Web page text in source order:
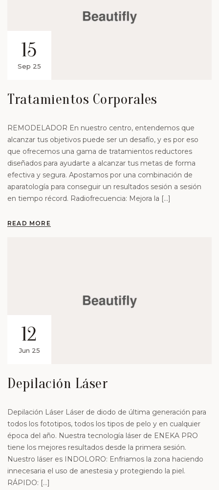
15
Sep 25
Tratamientos Corporales
REMODELADOR En nuestro centro, entendemos que
alcanzar tus objetivos puede ser un desafío, y es por eso
que ofrecemos una gama de tratamientos reductores
diseñados para ayudarte a alcanzar tus metas de forma
efectiva y segura. Apostamos por una combinación de
aparatología para conseguir un resultados sesión a sesión
en tiempo récord. Radiofrecuencia: Mejora la […]
READ MORE
12
Jun 25
Depilación Láser
Depilación Láser Láser de diodo de última generación para
todos los fototipos, todos los tipos de pelo y en cualquier
época del año. Nuestra tecnología láser de ENEKA PRO
tiene los mejores resultados desde la primera sesión.
Nuestro láser es INDOLORO: Enfriamos la zona haciendo
innecesaria el uso de anestesia y protegiendo la piel.
RÁPIDO: […]